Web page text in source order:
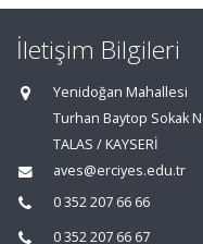
İletişim Bilgileri
Yenidoğan Mahallesi
Turhan Baytop Sokak
TALAS / KAYSERİ
aves@erciyes.edu.tr
0 352 207 66 66
0 352 207 66 67